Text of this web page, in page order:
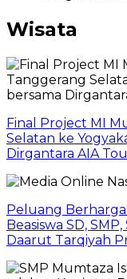
Wisata
Final Project MI
Selatan ke
Dirgantara AIA
Peluang Berharga
Beasiswa SD,
Daarut Tarqiyah